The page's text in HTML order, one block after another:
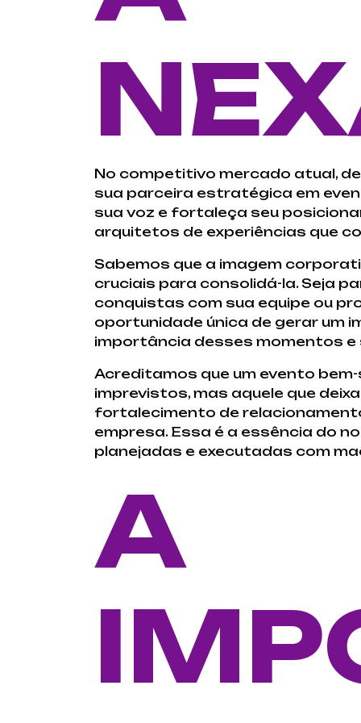
No competitivo mercado atual,
sua parceira estratégica em
sua voz e fortaleça seu
arquitetos de experiências que
Sabemos que a imagem
cruciais para consolidá-la. Seja
conquistas com sua equipe ou
oportunidade única de gerar um
importância desses momentos
Acreditamos que um evento
imprevistos, mas aquele que
fortalecimento de
empresa. Essa é a essência do
planejadas e executadas com
A